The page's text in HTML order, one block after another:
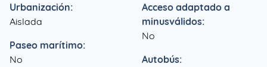
Urbanización:
Aislada
Paseo marítimo:
No
Acceso adaptado a
minusválidos:
No
Autobús: